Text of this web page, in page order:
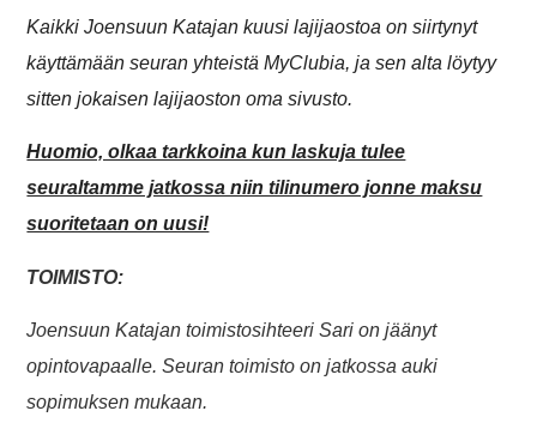
Kaikki Joensuun Katajan kuusi lajijaostoa on siirtynyt
käyttämään seuran yhteistä MyClubia, ja sen alta löytyy
sitten jokaisen lajijaoston oma sivusto.
Huomio, olkaa tarkkoina kun laskuja tulee
seuraltamme jatkossa niin tilinumero jonne maksu
suoritetaan on uusi!
TOIMISTO:
Joensuun Katajan toimistosihteeri Sari on jäänyt
opintovapaalle. Seuran toimisto on jatkossa auki
sopimuksen mukaan.